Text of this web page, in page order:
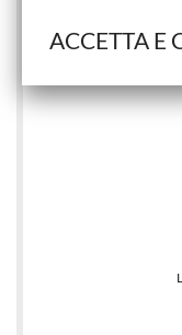
ACCETTA E